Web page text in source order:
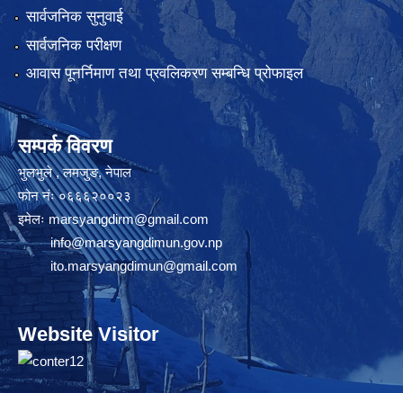
सार्वजनिक सुनुवाई
सार्वजनिक परीक्षण
आवास पूनर्निमाण तथा प्रवलिकरण सम्बन्धि प्रोफाइल
सम्पर्क विवरण
भुलभुले , लमजुङ, नेपाल
फोन नंः ०६६६२००२३
इमेलः marsyangdirm@gmail.com
info@marsyangdimun.gov.np
ito.marsyangdimun@gmail.com
Website Visitor